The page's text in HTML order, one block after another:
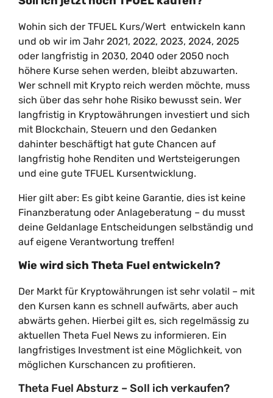
Wohin sich der TFUEL Kurs/Wert entwickeln kann
und ob wir im Jahr 2021, 2022, 2023, 2024, 2025
oder langfristig in 2030, 2040 oder 2050 noch
höhere Kurse sehen werden, bleibt abzuwarten.
Wer schnell mit Krypto reich werden möchte, muss
sich über das sehr hohe Risiko bewusst sein. Wer
langfristig in Kryptowährungen investiert und sich
mit Blockchain, Steuern und den Gedanken
dahinter beschäftigt hat gute Chancen auf
langfristig hohe Renditen und Wertsteigerungen
und eine gute TFUEL Kursentwicklung.
Hier gilt aber: Es gibt keine Garantie, dies ist keine
Finanzberatung oder Anlageberatung – du musst
deine Geldanlage Entscheidungen selbständig und
auf eigene Verantwortung treffen!
Wie wird sich Theta Fuel entwickeln?
Der Markt für Kryptowährungen ist sehr volatil – mit
den Kursen kann es schnell aufwärts, aber auch
abwärts gehen. Hierbei gilt es, sich regelmässig zu
aktuellen Theta Fuel News zu informieren. Ein
langfristiges Investment ist eine Möglichkeit, von
möglichen Kurschancen zu profitieren.
Theta Fuel Absturz – Soll ich verkaufen?